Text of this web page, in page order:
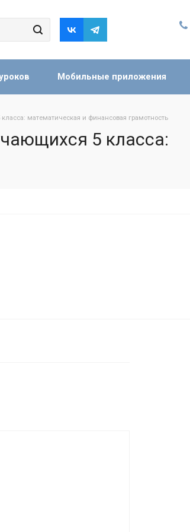
Мобильные приложения
математическая и финансовая грамотность
5 класса: